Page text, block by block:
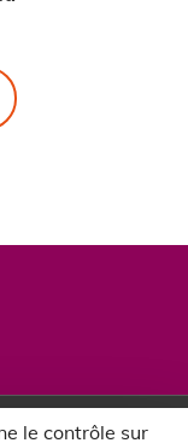
le contrôle sur
facebook
vimeo